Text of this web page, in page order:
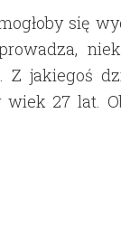
się
Z jakiegoś
wiek 27 lat.